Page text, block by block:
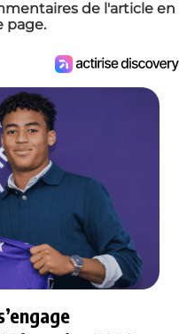
de l'article en
page.